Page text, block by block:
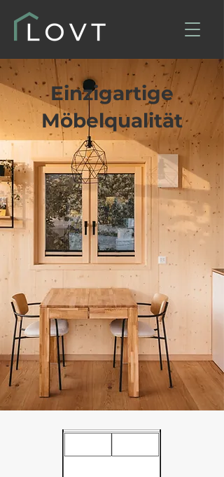
Einzigartige
Möbelqualität